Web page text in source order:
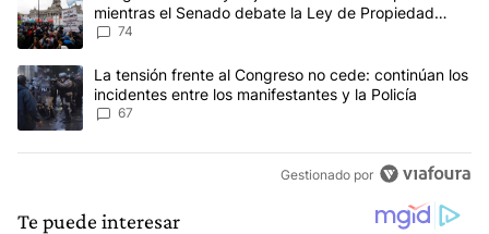
mientras el Senado debate la Ley de Propiedad
Privada
74
Un artículo de tendencia con el título "La tensión frente al
La tensión frente al Congreso no cede: continúan los
incidentes entre los manifestantes y la Policía
67
Gestionado por